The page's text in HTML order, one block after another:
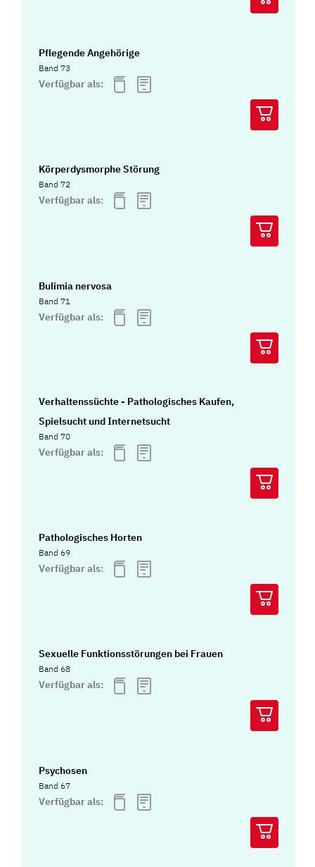
Pflegende Angehörige
Band 73
Verfügbar als:
Körperdysmorphe Störung
Band 72
Verfügbar als:
Bulimia nervosa
Band 71
Verfügbar als:
Verhaltenssüchte - Pathologisches Kaufen,
Spielsucht und Internetsucht
Band 70
Verfügbar als:
Pathologisches Horten
Band 69
Verfügbar als:
Sexuelle Funktionsstörungen bei Frauen
Band 68
Verfügbar als:
Psychosen
Band 67
Verfügbar als: